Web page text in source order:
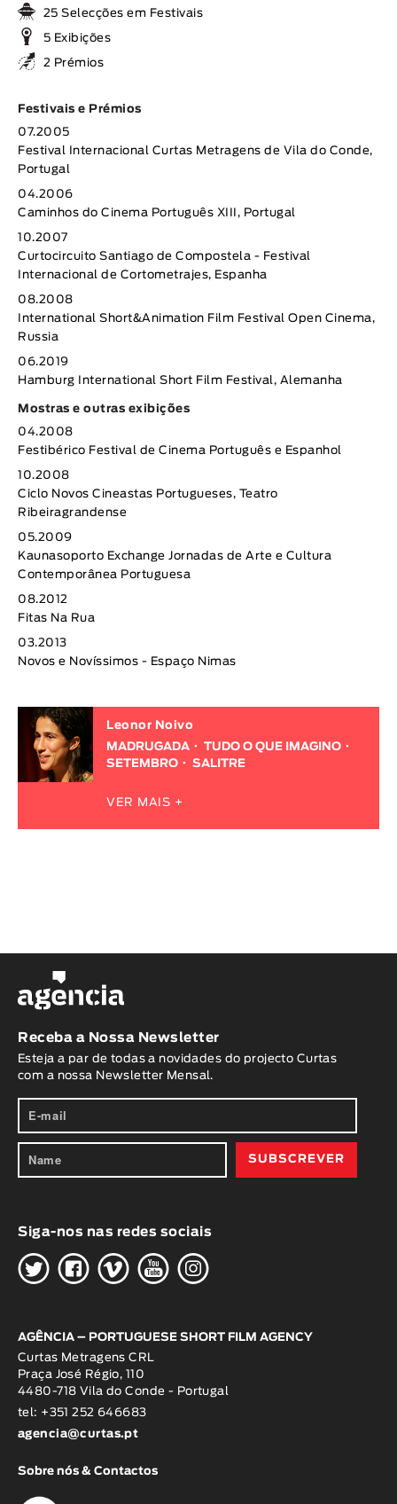
25 Selecções em Festivais
5 Exibições
2 Prémios
Festivais e Prémios
07.2005
Festival Internacional Curtas Metragens de Vila do Conde,
Portugal
04.2006
Caminhos do Cinema Português XIII, Portugal
10.2007
Curtocircuito Santiago de Compostela - Festival
Internacional de Cortometrajes, Espanha
08.2008
International Short&Animation Film Festival Open Cinema,
Russia
06.2019
Hamburg International Short Film Festival, Alemanha
Mostras e outras exibições
04.2008
Festibérico Festival de Cinema Português e Espanhol
10.2008
Ciclo Novos Cineastas Portugueses, Teatro
Ribeiragrandense
05.2009
Kaunasoporto Exchange Jornadas de Arte e Cultura
Contemporânea Portuguesa
08.2012
Fitas Na Rua
03.2013
Novos e Novíssimos - Espaço Nimas
Leonor Noivo
MADRUGADA
TUDO O QUE IMAGINO
SETEMBRO
SALITRE
VER MAIS +
Receba a Nossa Newsletter
Esteja a par de todas a novidades do projecto Curtas
com a nossa Newsletter Mensal.
Siga-nos nas redes sociais
HGWOK
AGÊNCIA – PORTUGUESE SHORT FILM AGENCY
Curtas Metragens CRL
Praça José Régio, 110
4480-718 Vila do Conde - Portugal
tel: +351 252 646683
agencia@curtas.pt
Sobre nós & Contactos